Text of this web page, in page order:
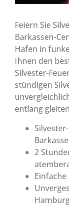
Feiern Sie
Barkassen-
Hafen in
Ihnen den
Silvester-
stündigen
entlang
Barkasse
2